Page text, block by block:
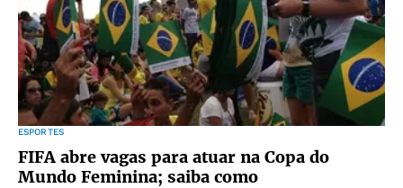
ESPORTES
FIFA abre vagas para atuar na Copa do
Mundo Feminina; saiba como